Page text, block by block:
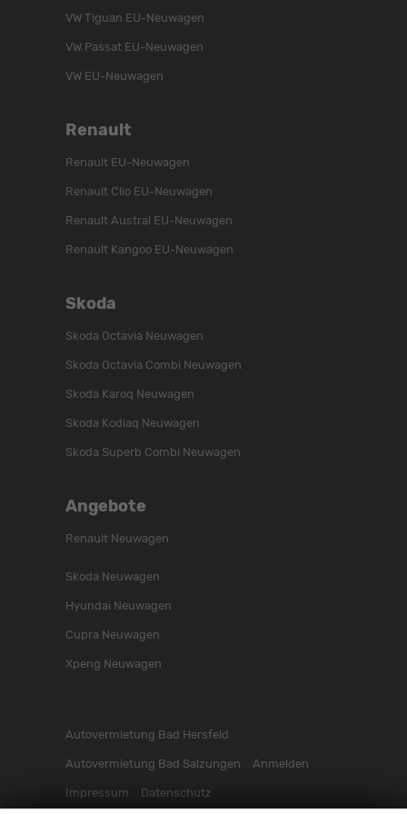
VW Tiguan EU-Neuwagen
VW Passat EU-Neuwagen
VW EU-Neuwagen
Renault
Renault EU-Neuwagen
Renault Clio EU-Neuwagen
Renault Austral EU-Neuwagen
Renault Kangoo EU-Neuwagen
Skoda
Skoda Octavia Neuwagen
Skoda Octavia Combi Neuwagen
Skoda Karoq Neuwagen
Skoda Kodiaq Neuwagen
Skoda Superb Combi Neuwagen
Angebote
Renault Neuwagen
Skoda Neuwagen
Hyundai Neuwagen
Cupra Neuwagen
Xpeng Neuwagen
Autovermietung Bad Hersfeld
Autovermietung Bad Salzungen Anmelden
Impressum Datenschutz